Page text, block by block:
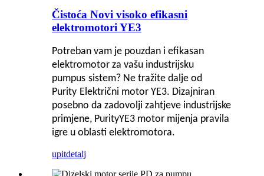
Čistoća Novi visoko efikasni
elektromotori YE3
Potreban vam je pouzdan i efikasan
elektromotor za vašu industrijsku
pumpus sistem? Ne tražite dalje od
Purity Električni motor YE3. Dizajniran
posebno da zadovolji zahtjeve industrijske
primjene, PurityYE3 motor mijenja pravila
igre u oblasti elektromotora.
upitdetalj